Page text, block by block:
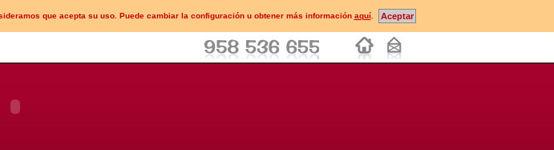
que acepta su uso. Puede cambiar la configuración u obtener más información aquí.